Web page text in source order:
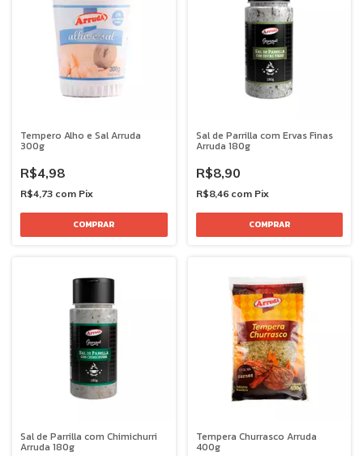
Tempero Alho e Sal Arruda
300g
R$4,98
R$4,73 com Pix
Sal de Parrilla com Ervas Finas
Arruda 180g
R$8,90
R$8,46 com Pix
Sal de Parrilla com Chimichurri
Arruda 180g
Tempera Churrasco Arruda
400g